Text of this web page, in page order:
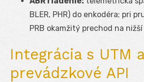
BLER, PHR) do enkodéra; pri
PRB okamžitý prechod na
Integrácia s UTM a
prevádzkové API